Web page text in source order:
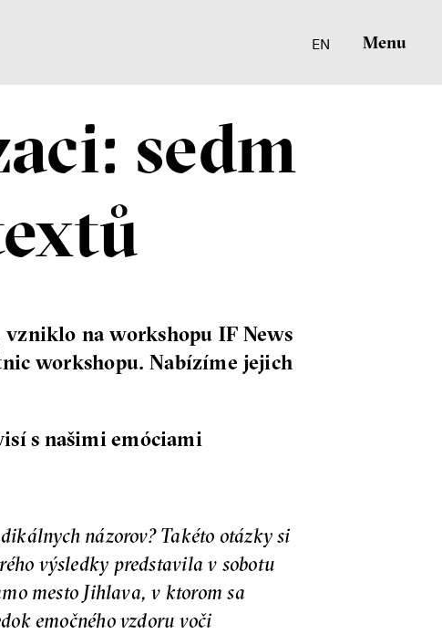
EN Menu
sedm
na workshopu IF News
workshopu. Nabízíme jejich
s našimi emóciami
názorov? Takéto otázky si
výsledky predstavila v sobotu
mesto Jihlava, v ktorom sa
emočného vzdoru voči